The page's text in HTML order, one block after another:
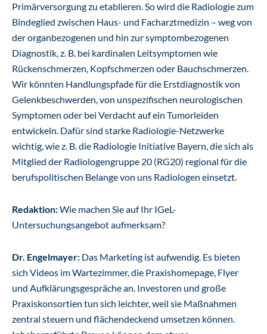
Primärversorgung zu etablieren. So wird die Radiologie zum
Bindeglied zwischen Haus- und Facharztmedizin – weg von
der organbezogenen und hin zur symptombezogenen
Diagnostik, z. B. bei kardinalen Leitsymptomen wie
Rückenschmerzen, Kopfschmerzen oder Bauchschmerzen.
Wir könnten Handlungspfade für die Erstdiagnostik von
Gelenkbeschwerden, von unspezifischen neurologischen
Symptomen oder bei Verdacht auf ein Tumorleiden
entwickeln. Dafür sind starke Radiologie-Netzwerke
wichtig, wie z. B. die Radiologie Initiative Bayern, die sich als
Mitglied der Radiologengruppe 20 (RG20) regional für die
berufspolitischen Belange von uns Radiologen einsetzt.
Redaktion:Wie machen Sie auf Ihr IGeL-
Untersuchungsangebot aufmerksam?
Dr. Engelmayer: Das Marketing ist aufwendig. Es bieten
sich Videos im Wartezimmer, die Praxishomepage, Flyer
und Aufklärungsgespräche an. Investoren und große
Praxiskonsortien tun sich leichter, weil sie Maßnahmen
zentral steuern und flächendeckend umsetzen können.